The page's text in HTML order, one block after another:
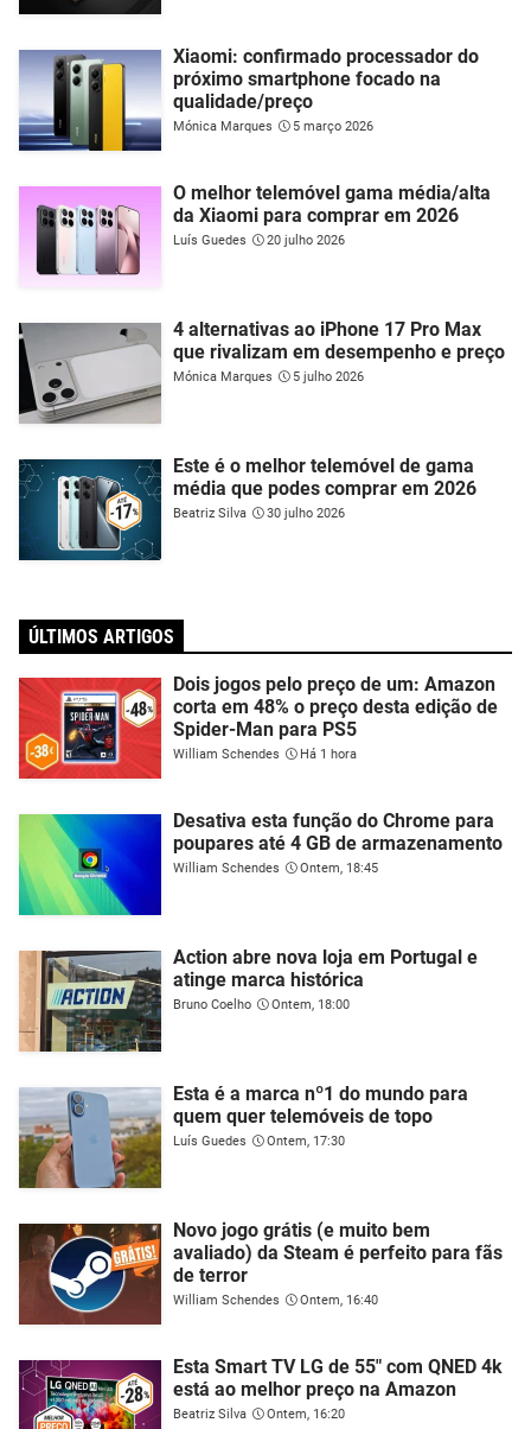
Xiaomi: confirmado processador do
próximo smartphone focado na
qualidade/preço
Mónica Marques 5 março 2026
O melhor telemóvel gama média/alta
da Xiaomi para comprar em 2026
Luís Guedes 20 julho 2026
4 alternativas ao iPhone 17 Pro Max
que rivalizam em desempenho e preço
Mónica Marques 5 julho 2026
Este é o melhor telemóvel de gama
média que podes comprar em 2026
Beatriz Silva 30 julho 2026
ÚLTIMOS ARTIGOS
Dois jogos pelo preço de um: Amazon
corta em 48% o preço desta edição de
Spider-Man para PS5
William Schendes Há 1 hora
Desativa esta função do Chrome para
poupares até 4 GB de armazenamento
William Schendes Ontem, 18:45
Action abre nova loja em Portugal e
atinge marca histórica
Bruno Coelho Ontem, 18:00
Esta é a marca nº1 do mundo para
quem quer telemóveis de topo
Luís Guedes Ontem, 17:30
Novo jogo grátis (e muito bem
avaliado) da Steam é perfeito para fãs
de terror
William Schendes Ontem, 16:40
Esta Smart TV LG de 55" com QNED 4k
está ao melhor preço na Amazon
Beatriz Silva Ontem, 16:20